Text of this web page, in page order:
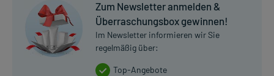
Zum Newsletter anmelden &
Überraschungsbox gewinnen!
Im Newsletter informieren wir Sie
regelmäßig über:
Top-Angebote